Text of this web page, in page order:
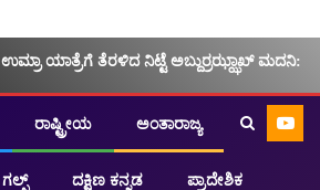
ಉಮ್ರಾ ಯಾತ್ರೆಗೆ ತೆರಳಿದ ನಿಟ್ಟೆ ಅಬ್ದುರ್ರಝ್ಝಾಖ್ ಮದನಿ:
ರಾಷ್ಟ್ರೀಯ ಅಂತಾರಾಜ್ಯ
ಗಲ್ಫ್ ದಕ್ಷಿಣ ಕನ್ನಡ ಪ್ರಾದೇಶಿಕ